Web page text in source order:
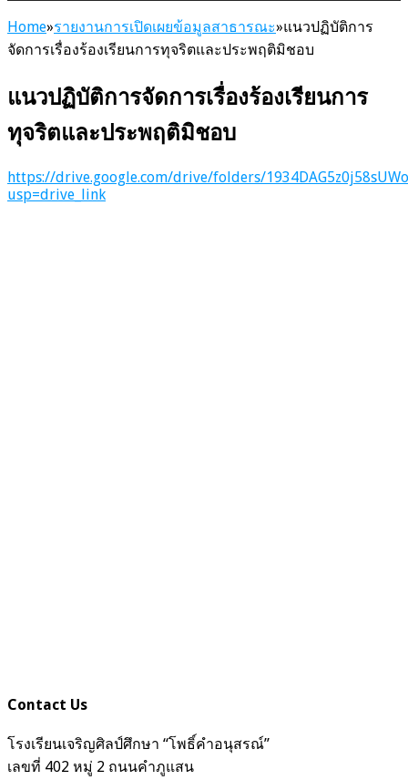
Home»รายงานการเปิดเผยข้อมูลสาธารณะ»แนวปฏิบัติการ
จัดการเรื่องร้องเรียนการทุจริตและประพฤติมิชอบ
แนวปฏิบัติการจัดการเรื่องร้องเรียนการ
ทุจริตและประพฤติมิชอบ
https://drive.google.com/drive/folders/
usp=drive_link
Contact Us
โรงเรียนเจริญศิลป์ศึกษา “โพธิ์คำอนุสรณ์”
เลขที่ 402 หมู่ 2 ถนนคำภูแสน